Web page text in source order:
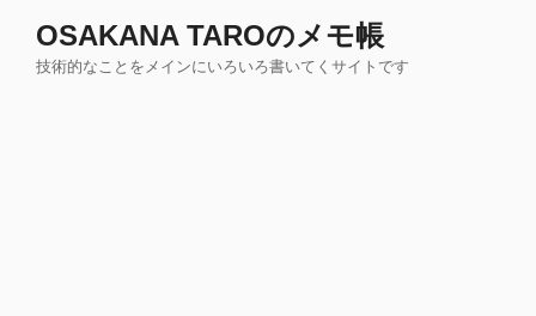
OSAKANA TAROのメモ帳
技術的なことをメインにいろいろ書いてくサイトです